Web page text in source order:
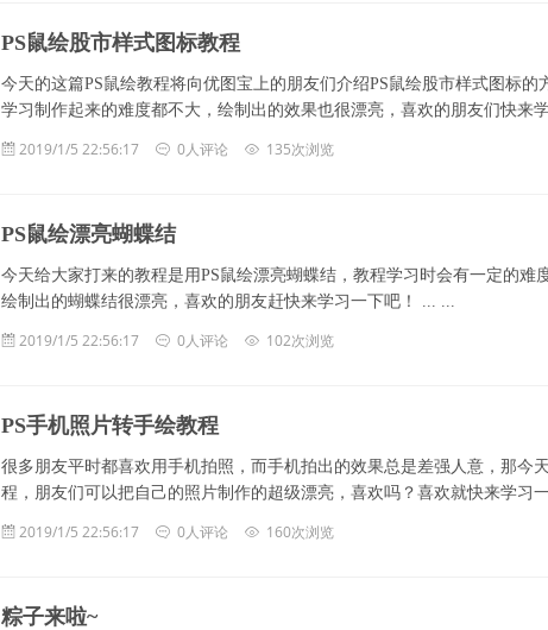
PS鼠绘股市样式图标教程
今天的这篇PS鼠绘教程将向优图宝上的朋友们介绍PS鼠绘股市样式图标的
学习制作起来的难度都不大，绘制出的效果也很漂亮，喜欢的朋友们快来
2019/1/5 22:56:17 0人评论 135次浏览
PS鼠绘漂亮蝴蝶结
今天给大家打来的教程是用PS鼠绘漂亮蝴蝶结，教程学习时会有一定的难
绘制出的蝴蝶结很漂亮，喜欢的朋友赶快来学习一下吧！ ... ...
2019/1/5 22:56:17 0人评论 102次浏览
PS手机照片转手绘教程
很多朋友平时都喜欢用手机拍照，而手机拍出的效果总是差强人意，那今
程，朋友们可以把自己的照片制作的超级漂亮，喜欢吗？喜欢就快来学习
2019/1/5 22:56:17 0人评论 160次浏览
粽子来啦~